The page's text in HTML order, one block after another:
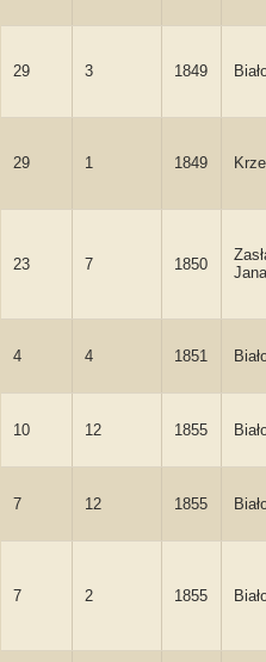
29 3 1849
29 1 1849
23 7 1850
Jana
4 4 1851
10 12 1855
7 12 1855
7 2 1855